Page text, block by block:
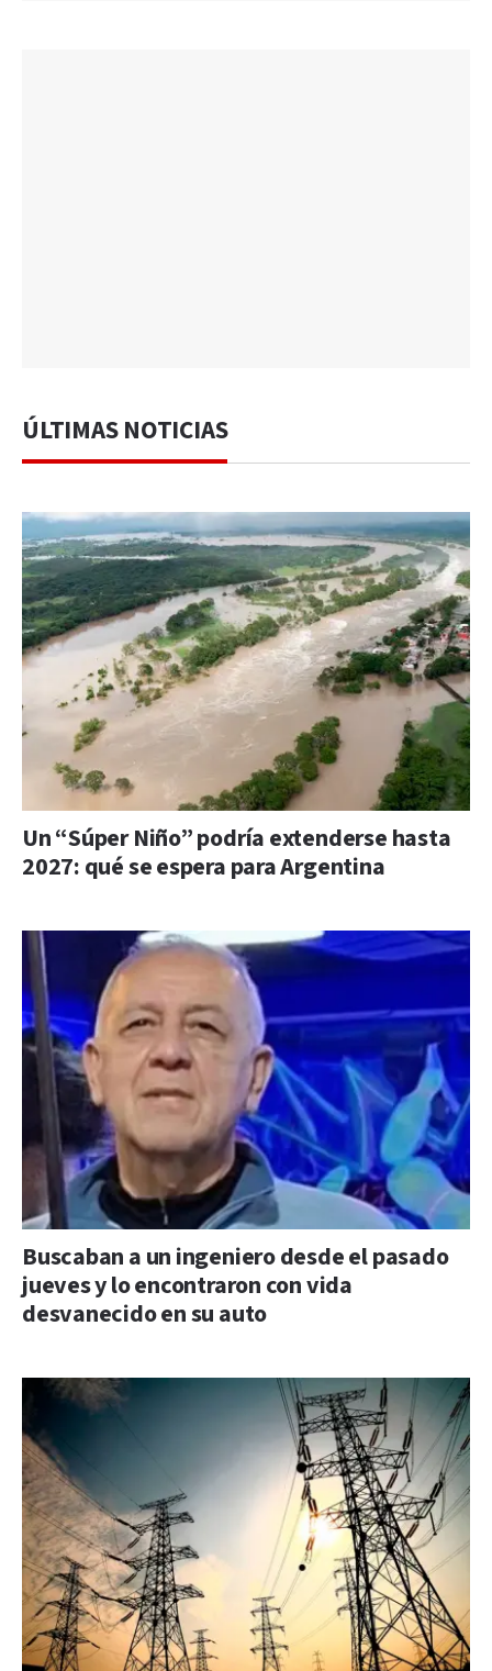
ÚLTIMAS NOTICIAS
Un “Súper Niño” podría extenderse hasta
2027: qué se espera para Argentina
Buscaban a un ingeniero desde el pasado
jueves y lo encontraron con vida
desvanecido en su auto